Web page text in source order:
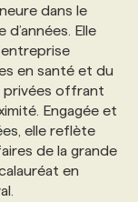
dans le
Elle
en santé et du
privées offrant
Engagée et
elle reflète
de la grande
en